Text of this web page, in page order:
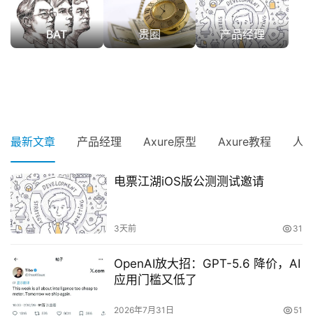
BAT 贵圈 产品经理
最新文章 产品经理 Axure原型 Axure教程 人
电票江湖iOS版公测测试邀请
3天前 31
OpenAI放大招：GPT-5.6 降价，AI
应用门槛又低了
2026年7月31日 51